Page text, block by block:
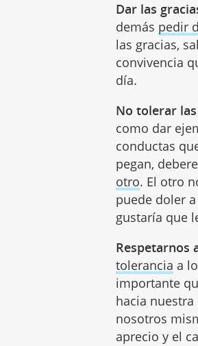
Dar las
demás pedir
las gracias,
convivencia
día.
No tolerar
como dar
conductas
pegan,
otro. El otro
puede doler
gustaría que
Respetarnos
tolerancia a
importante
hacia nuestra
nosotros
aprecio y el